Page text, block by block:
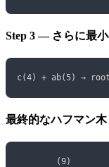
Step 3 — さらに最
c(4) + ab(5) →
最終的なハフマン木
        (9)